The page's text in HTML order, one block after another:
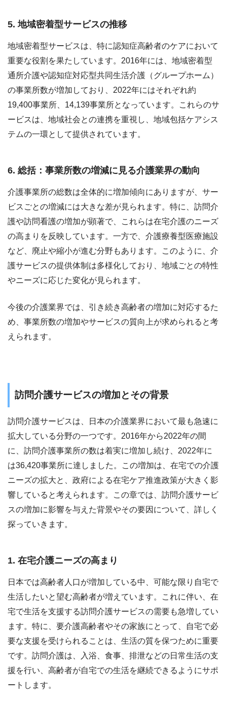
5. 地域密着型サービスの推移
地域密着型サービスは、特に認知症高齢者のケアにおいて
重要な役割を果たしています。2016年には、地域密着型
通所介護や認知症対応型共同生活介護（グループホーム）
の事業所数が増加しており、2022年にはそれぞれ約
19,400事業所、14,139事業所となっています。これらのサ
ービスは、地域社会との連携を重視し、地域包括ケアシス
テムの一環として提供されています。
6. 総括：事業所数の増減に見る介護業界の動向
介護事業所の総数は全体的に増加傾向にありますが、サー
ビスごとの増減には大きな差が見られます。特に、訪問介
護や訪問看護の増加が顕著で、これらは在宅介護のニーズ
の高まりを反映しています。一方で、介護療養型医療施設
など、廃止や縮小が進む分野もあります。このように、介
護サービスの提供体制は多様化しており、地域ごとの特性
やニーズに応じた変化が見られます。
今後の介護業界では、引き続き高齢者の増加に対応するた
め、事業所数の増加やサービスの質向上が求められると考
えられます。
訪問介護サービスの増加とその背景
訪問介護サービスは、日本の介護業界において最も急速に
拡大している分野の一つです。2016年から2022年の間
に、訪問介護事業所の数は着実に増加し続け、2022年に
は36,420事業所に達しました。この増加は、在宅での介護
ニーズの拡大と、政府による在宅ケア推進政策が大きく影
響していると考えられます。この章では、訪問介護サービ
スの増加に影響を与えた背景やその要因について、詳しく
探っていきます。
1. 在宅介護ニーズの高まり
日本では高齢者人口が増加している中、可能な限り自宅で
生活したいと望む高齢者が増えています。これに伴い、在
宅で生活を支援する訪問介護サービスの需要も急増してい
ます。特に、要介護高齢者やその家族にとって、自宅で必
要な支援を受けられることは、生活の質を保つために重要
です。訪問介護は、入浴、食事、排泄などの日常生活の支
援を行い、高齢者が自宅での生活を継続できるようにサポ
ートします。